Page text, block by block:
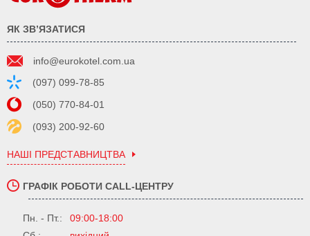
ЯК ЗВ’ЯЗАТИСЯ
info@eurokotel.com.ua
(097) 099-78-85
(050) 770-84-01
(093) 200-92-60
НАШІ ПРЕДСТАВНИЦТВА
ГРАФІК РОБОТИ CALL-ЦЕНТРУ
Пн. - Пт.:
09:00-18:00